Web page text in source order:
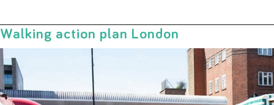
Walking action plan London